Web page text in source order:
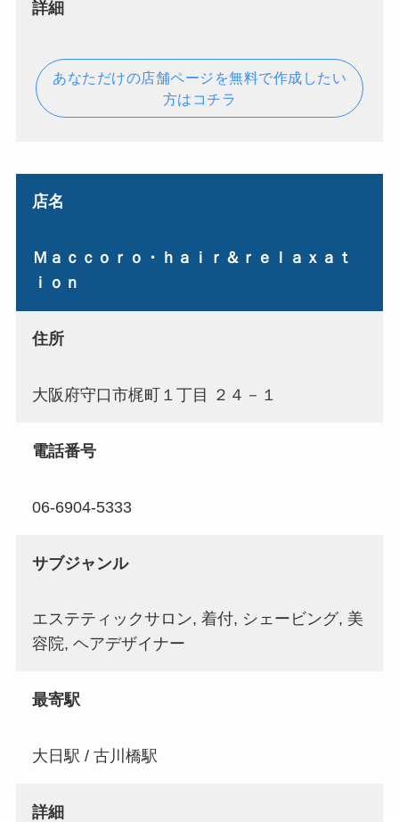
詳細
あなただけの店舗ページを無料で作成したい
方はコチラ
店名
Ｍａｃｃｏｒｏ・ｈａｉｒ＆ｒｅｌａｘａｔ
ｉｏｎ
住所
大阪府守口市梶町１丁目 ２４－１
電話番号
06-6904-5333
サブジャンル
エステティックサロン, 着付, シェービング, 美
容院, ヘアデザイナー
最寄駅
大日駅 / 古川橋駅
詳細